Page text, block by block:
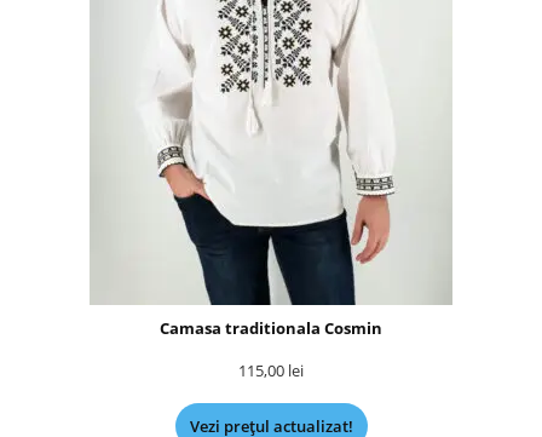
Camasa traditionala Cosmin
115,00 lei
Vezi prețul actualizat!